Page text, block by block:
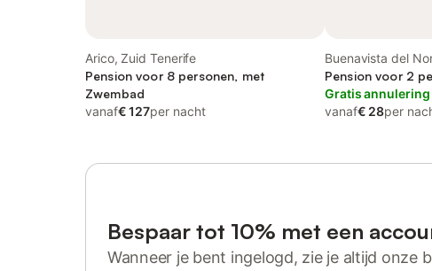
Arico, Zuid Tenerife
Pension voor 8 personen, met
Zwembad
vanaf€ 127per nacht
Buenavista del
Pension voor 2
Gratis annulering
vanaf€ 28per
Bespaar tot 10% met een
Wanneer je bent ingelogd, zie je altijd onze